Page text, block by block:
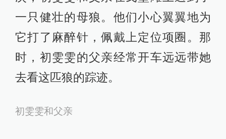
雯雯干了不少事儿。
大多数时候，她两头都得“教学”——一
边告诉牧民，野生动物的伤害没有他
们想得那么大，一边教育亲人的动
物，也对人类保持警惕。